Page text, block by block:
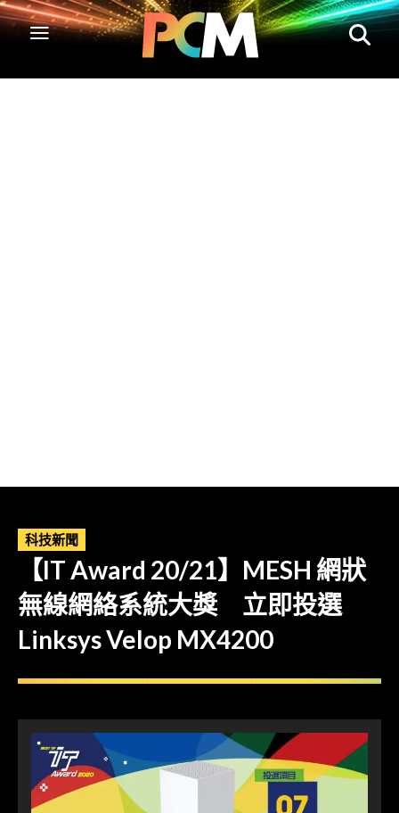
科技新聞
【IT Award 20/21】MESH 網狀
無線網絡系統大獎 立即投選
Linksys Velop MX4200